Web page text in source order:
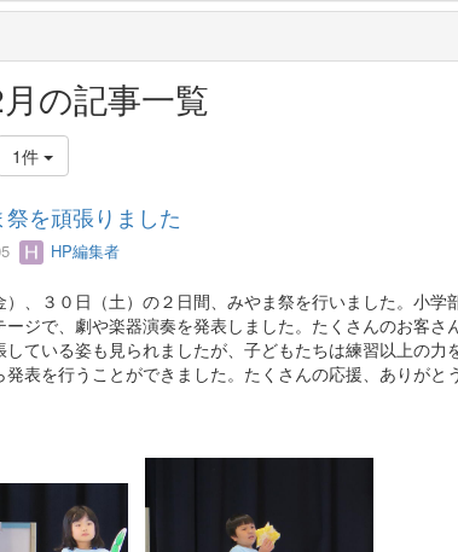
の記事一覧
1件
を頑張りました
HP編集者
、３０日（土）の２日間、みやま祭を行いました。小学
ージで、劇や楽器演奏を発表しました。たくさんのお客さ
ている姿も見られましたが、子どもたちは練習以上の力
表を行うことができました。たくさんの応援、ありがと